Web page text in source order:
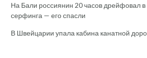
На Бали россиянин 20 часов дрейфовал в
серфинга — его спасли
В Швейцарии упала кабина канатной